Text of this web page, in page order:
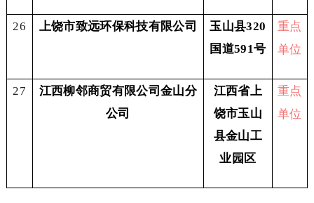
26 上饶市致远环保科技有限公司
玉山县320
国道591号
重点
单位
27
江西柳邻商贸有限公司金山分
公司
江西省上
饶市玉山
县金山工
业园区
重点
单位